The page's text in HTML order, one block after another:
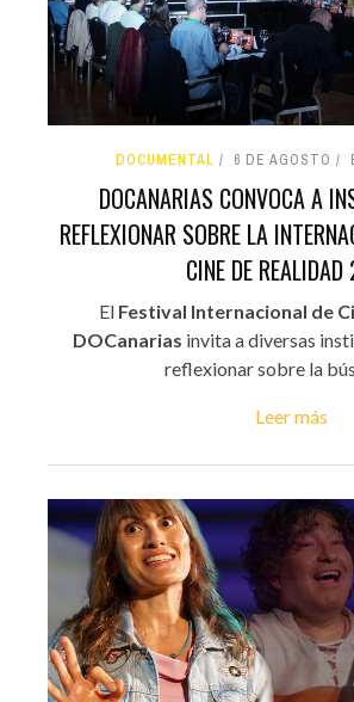
DOCUMENTAL 6 DE AGOSTO
DOCANARIAS CONVOCA A
REFLEXIONAR SOBRE LA
CINE DE
El Festival Internacional de
DOCanarias invita a diversas
reflexionar sobre la
Leer más